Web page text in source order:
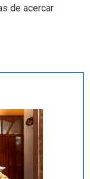
de acercar